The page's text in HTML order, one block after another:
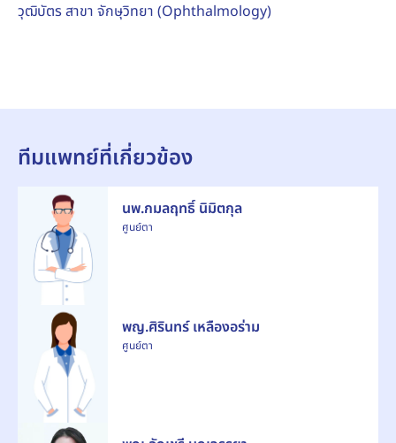
วุฒิบัตร สาขา จักษุวิทยา (Ophthalmology)
ทีมแพทย์ที่เกี่ยวข้อง
นพ.กมลฤทธิ์ นิมิตกุล
ศูนย์ตา
พญ.ศิรินทร์ เหลืองอร่าม
ศูนย์ตา